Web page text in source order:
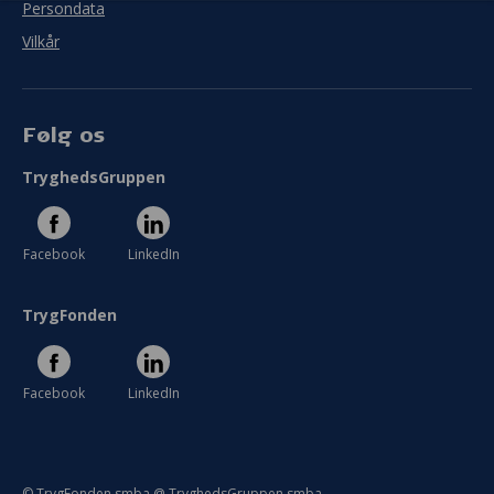
Persondata
Vilkår
Følg os
TryghedsGruppen
Facebook LinkedIn
TrygFonden
Facebook LinkedIn